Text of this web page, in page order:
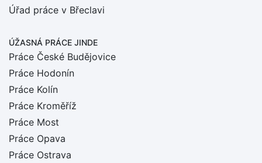
Úřad práce v Břeclavi
ÚŽASNÁ PRÁCE JINDE
Práce České Budějovice
Práce Hodonín
Práce Kolín
Práce Kroměříž
Práce Most
Práce Opava
Práce Ostrava